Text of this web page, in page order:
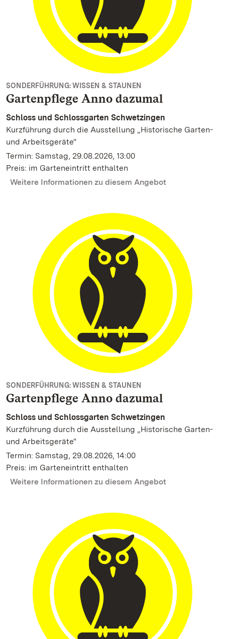
SONDERFÜHRUNG: WISSEN & STAUNEN
Gartenpflege Anno dazumal
Schloss und Schlossgarten Schwetzingen
Kurzführung durch die Ausstellung „Historische Garten-
und Arbeitsgeräte"
Termin: Samstag, 29.08.2026, 13:00
Preis: im Garteneintritt enthalten
Weitere Informationen zu diesem Angebot
SONDERFÜHRUNG: WISSEN & STAUNEN
Gartenpflege Anno dazumal
Schloss und Schlossgarten Schwetzingen
Kurzführung durch die Ausstellung „Historische Garten-
und Arbeitsgeräte"
Termin: Samstag, 29.08.2026, 14:00
Preis: im Garteneintritt enthalten
Weitere Informationen zu diesem Angebot